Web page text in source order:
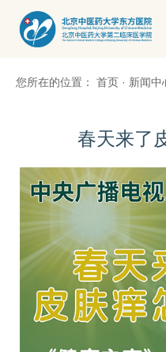
您所在的位置： 首页 · 新闻中
春天来了